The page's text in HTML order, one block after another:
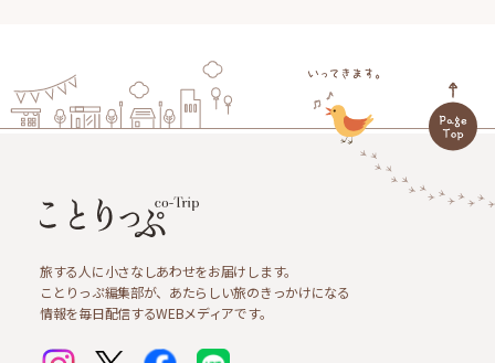
旅する人に小さなしあわせをお届けします。
ことりっぷ編集部が、あたらしい旅のきっかけになる
情報を毎日配信するWEBメディアです。